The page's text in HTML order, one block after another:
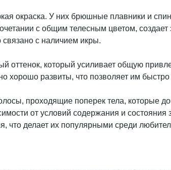
окраска. У них брюшные плавники и
с общим телесным цветом,
связано с наличием икры.
оттенок, который усиливает общую
хорошо развиты, что позволяет им
проходящие поперек тела, которые
от условий содержания и
что делает их популярными среди